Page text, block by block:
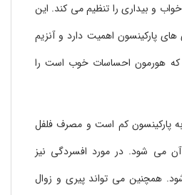
و بیداری را تنظیم می کند. این
پارکینسون اهمیت دارد و آنزیم
که هورمون احساسات خوب است را
به پارکینسون کم است و مصرف فلفل
می شود. در مورد افسردگی نیز
همچنین می تواند پیری و زوال